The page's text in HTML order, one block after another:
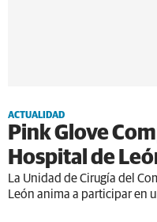
ACTUALIDAD
Pink Glove
Hospital de
La Unidad de Cirugía del
León anima a participar en